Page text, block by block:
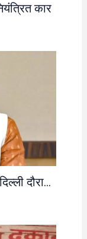
कार
दौरा…